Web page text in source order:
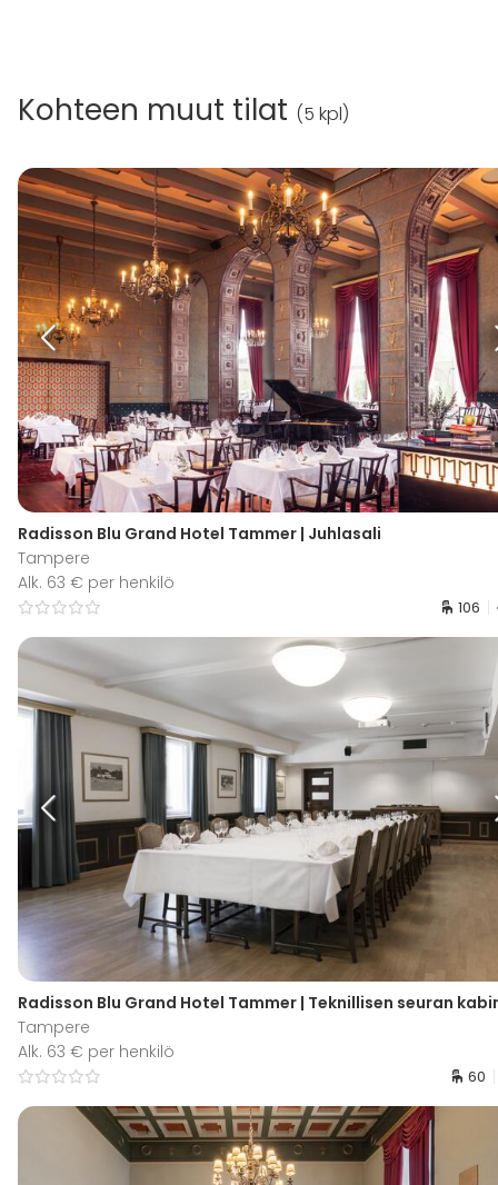
Kohteen muut tilat (5 kpl)
Radisson Blu Grand Hotel Tammer | Juhlasali
Tampere
Alk. 63 € per henkilö
106
Radisson Blu Grand Hotel Tammer | Teknillisen seuran
Tampere
Alk. 63 € per henkilö
60